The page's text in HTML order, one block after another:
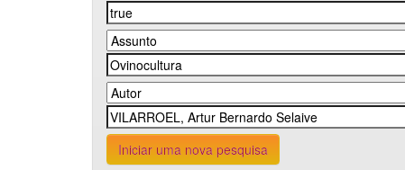
Iniciar uma nova pesquisa